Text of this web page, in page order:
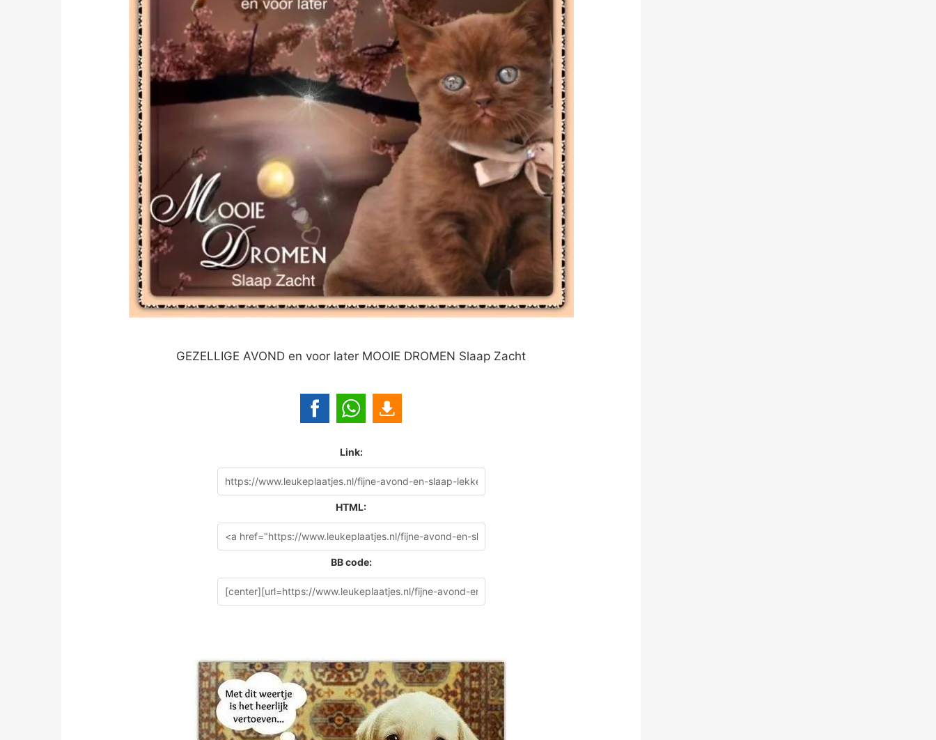
GEZELLIGE AVOND en voor later MOOIE DROMEN Slaap Zacht
Link:
HTML:
BB code: